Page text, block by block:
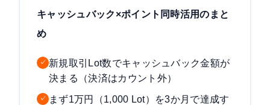
キャッシュバック×ポイント同時活用のまと
め
✓
新規取引Lot数でキャッシュバック金額が
決まる（決済はカウント外）
✓
まず1万円（1,000 Lot）を3か月で達成す